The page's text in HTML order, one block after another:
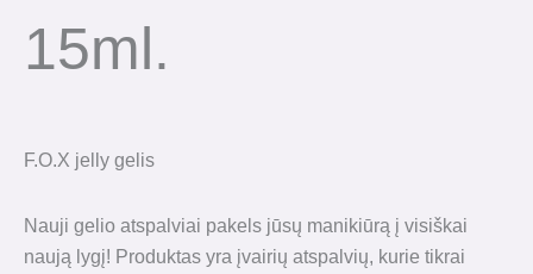
15ml.
F.O.X jelly gelis
Nauji gelio atspalviai pakels jūsų manikiūrą į visiškai
naują lygį! Produktas yra įvairių atspalvių, kurie tikrai